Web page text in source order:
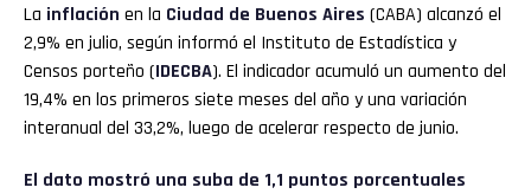
La inflación en la Ciudad de Buenos Aires (CABA) alcanzó el
2,9% en julio, según informó el Instituto de Estadística y
Censos porteño (IDECBA). El indicador acumuló un aumento del
19,4% en los primeros siete meses del año y una variación
interanual del 33,2%, luego de acelerar respecto de junio.
El dato mostró una suba de 1,1 puntos porcentuales